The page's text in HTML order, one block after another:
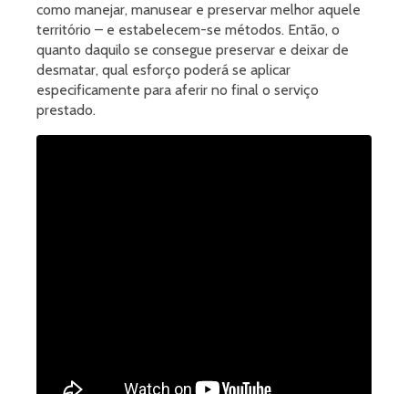
como manejar, manusear e preservar melhor aquele
território – e estabelecem-se métodos. Então, o
quanto daquilo se consegue preservar e deixar de
desmatar, qual esforço poderá se aplicar
especificamente para aferir no final o serviço
prestado.